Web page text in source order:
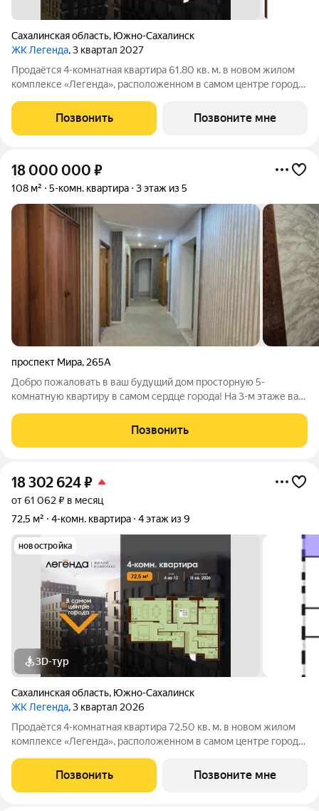
Сахалинская область, Южно-Сахалинск
ЖК Легенда, 3 квартал 2027
Продаётся 4-комнатная квартира 61.80 кв. м. в новом жилом
комплексе «Легенда», расположенном в самом центре города
им. Космонавта Поповича. Жилой комплекс бизнес-класса
Позвонить Позвоните мне
18 000 000 ₽
108 м² 5-комн. квартира 3 этаж из 5
проспект Мира, 265А
Добро пожаловать в ваш будущий дом просторную 5-
комнатную квартиру в самом сердце города! На 3-м этаже вас
на восток и запад наполнят ваш день солнечным светом, а
свободная парковка во дворе
Позвонить
18 302 624₽
от 61 062 ₽ в месяц
72,5 м²
4-комн. квартира 4 этаж из 9
новостройка
3D-тур
Сахалинская область, Южно-Сахалинск
ЖК Легенда, 3 квартал 2026
Продаётся 4-комнатная квартира 72.50 кв. м. в новом жилом
комплексе «Легенда», расположенном в самом центре города
им. Космонавта Поповича. Жилой комплекс бизнес-класса
Позвонить Позвоните мне